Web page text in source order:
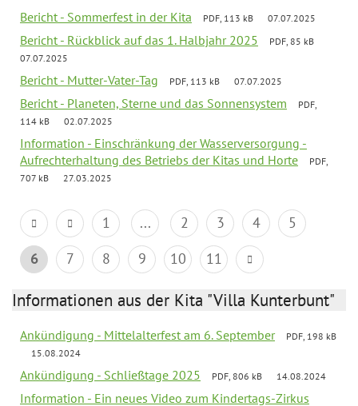
Bericht - Sommerfest in der Kita PDF, 113 kB 07.07.2025
Bericht - Rückblick auf das 1. Halbjahr 2025
PDF, 85 kB
07.07.2025
Bericht - Mutter-Vater-Tag PDF, 113 kB 07.07.2025
Bericht - Planeten, Sterne und das Sonnensystem
PDF,
114 kB
02.07.2025
Information - Einschränkung der Wasserversorgung -
Aufrechterhaltung des Betriebs der Kitas und Horte
PDF,
707 kB
27.03.2025
1 ... 2 3 4
5
6
7 8 9 10 11
Informationen aus der Kita "Villa Kunterbunt"
Ankündigung - Mittelalterfest am 6. September
PDF, 198 kB
15.08.2024
Ankündigung - Schließtage 2025 PDF, 806 kB 14.08.2024
Information - Ein neues Video zum Kindertags-Zirkus